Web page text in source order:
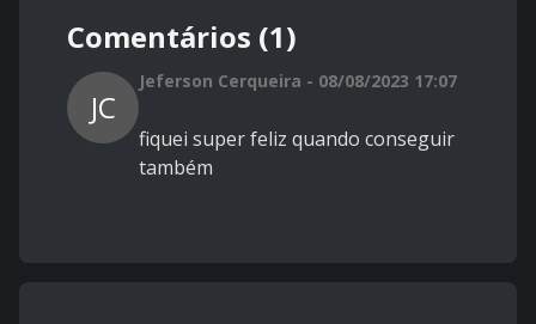
Comentários (1)
JC
Jeferson Cerqueira - 08/08/2023 17:07
fiquei super feliz quando conseguir
também